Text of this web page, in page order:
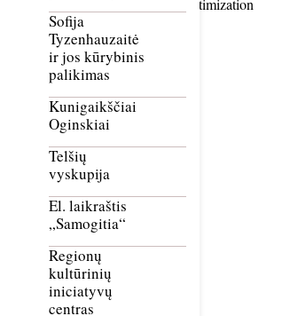
Sofija
Tyzenhauzaitė
ir jos kūrybinis
palikimas
Kunigaikščiai
Oginskiai
Telšių
vyskupija
El. laikraštis
„Samogitia“
Regionų
kultūrinių
iniciatyvų
centras
Smush Image Compression and Optimization